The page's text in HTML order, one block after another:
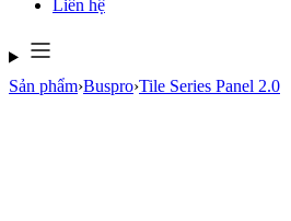
Liên hệ
Sản phẩm›Buspro›Tile Series Panel 2.0